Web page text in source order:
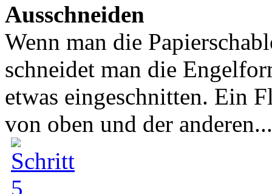
Ausschneiden
Wenn man die
schneidet man die
etwas eingeschnitten. Ein
von oben und der anderen...